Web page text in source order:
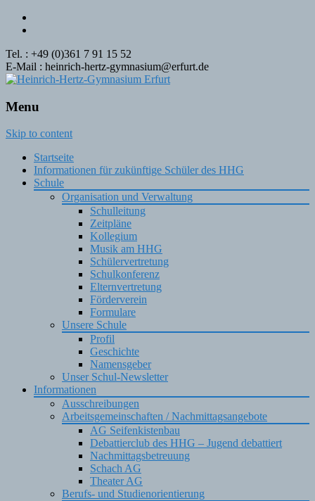
Tel. : +49 (0)361 7 91 15 52
E-Mail : heinrich-hertz-gymnasium@erfurt.de
Menu
Skip to content
Startseite
Informationen für zukünftige Schüler des HHG
Schule
Organisation und Verwaltung
Schulleitung
Zeitpläne
Kollegium
Musik am HHG
Schülervertretung
Schulkonferenz
Elternvertretung
Förderverein
Formulare
Unsere Schule
Profil
Geschichte
Namensgeber
Unser Schul-Newsletter
Informationen
Ausschreibungen
Arbeitsgemeinschaften / Nachmittagsangebote
AG Seifenkistenbau
Debattierclub des HHG – Jugend debattiert
Nachmittagsbetreuung
Schach AG
Theater AG
Berufs- und Studienorientierung